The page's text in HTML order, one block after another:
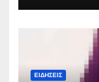
ΕΙΔΉΣΕΙΣ